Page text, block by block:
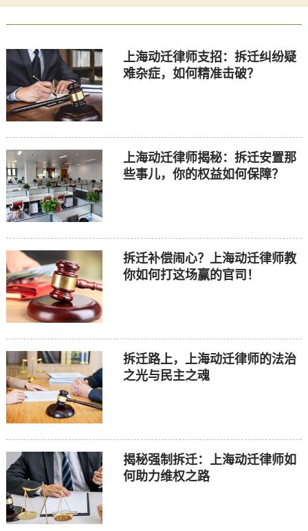
上海动迁律师支招：拆迁纠纷疑
难杂症，如何精准击破？
上海动迁律师揭秘：拆迁安置那
些事儿，你的权益如何保障？
拆迁补偿闹心？上海动迁律师教
你如何打这场赢的官司！
拆迁路上，上海动迁律师的法治
之光与民主之魂
揭秘强制拆迁：上海动迁律师如
何助力维权之路